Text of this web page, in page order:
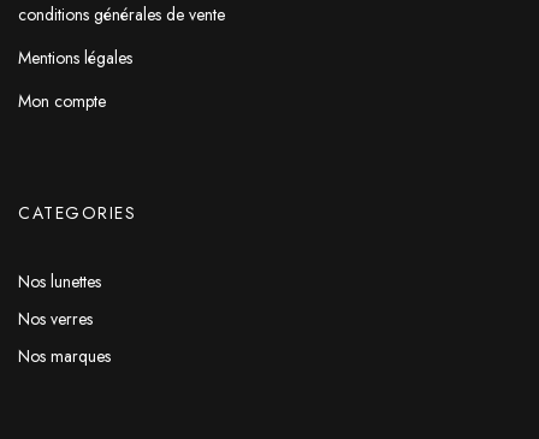
conditions générales de vente
Mentions légales
Mon compte
CATEGORIES
Nos lunettes
Nos verres
Nos marques